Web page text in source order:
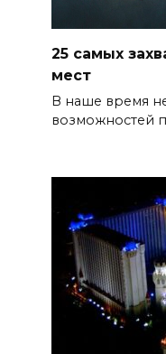
25 самых
мест
В наше время
возможностей